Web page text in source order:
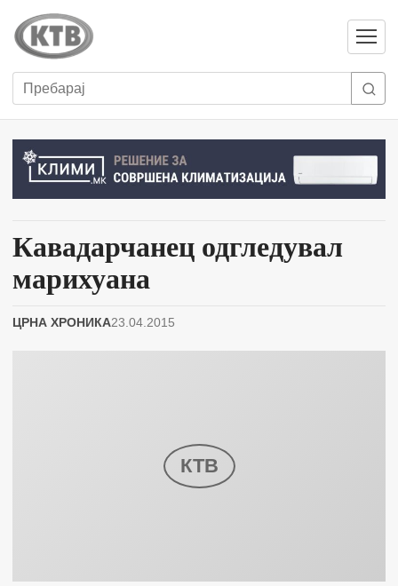
Отвори
мени
Пребарај
Кавадарчанец одгледувал
марихуана
ЦРНА ХРОНИКА23.04.2015